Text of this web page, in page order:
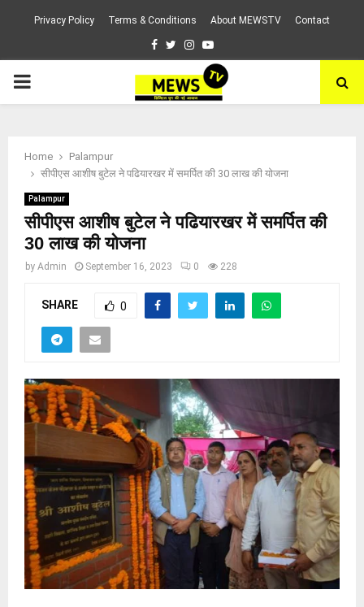
Privacy Policy Terms & Conditions About MEWSTV Contact
Facebook
TwitterInstagram
Youtube
PRIMARY
Home
Palampur
सीपीएस आशीष बुटेल ने पढियारखर में समर्पित की 30 लाख की योजना
Palampur
सीपीएस आशीष बुटेल ने पढियारखर में समर्पित की
30 लाख की योजना
by Admin September 16, 2023 0 228
SHARE 0